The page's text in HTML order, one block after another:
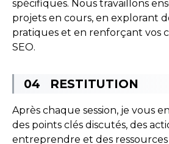
spécifiques. Nous travaillons
projets en cours, en explorant
pratiques et en renforçant vos
SEO.
RESTITUTION
Après chaque session, je vous
des points clés discutés, des
entreprendre et des